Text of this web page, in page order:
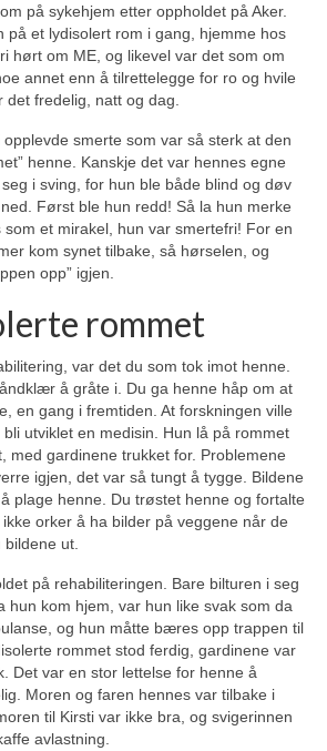
på sykehjem etter oppholdet på Aker.
på et lydisolert rom i gang, hjemme hos
hørt om ME, og likevel var det som om
annet enn å tilrettelegge for ro og hvile
fredelig, natt og dag.
smerte som var så sterk at den
henne. Kanskje det var hennes egne
i sving, for hun ble både blind og døv
Først ble hun redd! Så la hun merke
et mirakel, hun var smertefri! For en
kom synet tilbake, så hørselen, og
opp” igjen.
rommet
var det du som tok imot henne.
å gråte i. Du ga henne håp om at
en gang i fremtiden. At forskningen ville
utviklet en medisin. Hun lå på rommet
med gardinene trukket for. Problemene
igjen, det var så tungt å tygge. Bildene
plage henne. Du trøstet henne og fortalte
orker å ha bilder på veggene når de
ut.
på rehabiliteringen. Bare bilturen i seg
hun kom hjem, var hun like svak som da
og hun måtte bæres opp trappen til
rommet stod ferdig, gardinene var
Det var en stor lettelse for henne å
Moren og faren hennes var tilbake i
til Kirsti var ikke bra, og svigerinnen
avlastning.